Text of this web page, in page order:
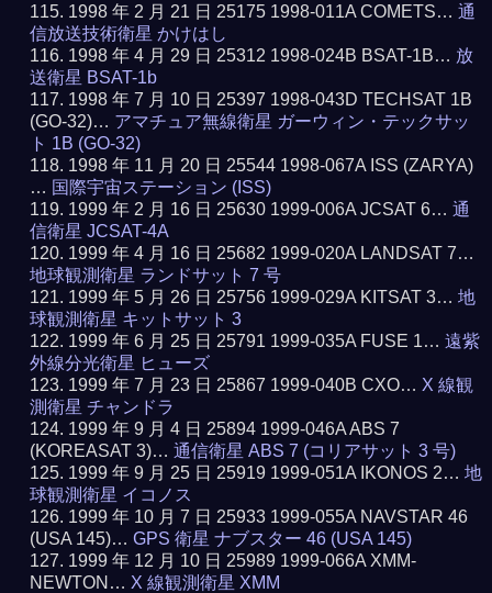
1998 年 2 月 21 日 25175 1998-011A COMETS…通
信放送技術衛星 かけはし
1998 年 4 月 29 日 25312 1998-024B BSAT-1B… 放
送衛星 BSAT-1b
1998 年 7 月 10 日 25397 1998-043D TECHSAT 1B
(GO-32)… アマチュア無線衛星 ガーウィン・テックサッ
ト 1B (GO-32)
1998 年 11 月 20 日 25544 1998-067A ISS (ZARYA)
… 国際宇宙ステーション (ISS)
1999 年 2 月 16 日 25630 1999-006A JCSAT 6…通
信衛星 JCSAT-4A
1999 年 4 月 16 日 25682 1999-020A LANDSAT 7…
地球観測衛星 ランドサット 7 号
1999 年 5 月 26 日 25756 1999-029A KITSAT 3…地
球観測衛星 キットサット 3
1999 年 6 月 25 日 25791 1999-035A FUSE 1…遠紫
外線分光衛星 ヒューズ
1999 年 7 月 23 日 25867 1999-040B CXO… X 線観
測衛星 チャンドラ
1999 年 9 月 4 日 25894 1999-046A ABS 7
(KOREASAT 3)…通信衛星 ABS 7 (コリアサット 3 号)
1999 年 9 月 25 日 25919 1999-051A IKONOS 2…地
球観測衛星 イコノス
1999 年 10 月 7 日 25933 1999-055A NAVSTAR 46
(USA 145)…GPS 衛星 ナブスター 46 (USA 145)
1999 年 12 月 10 日 25989 1999-066A XMM-
NEWTON… X 線観測衛星 XMM